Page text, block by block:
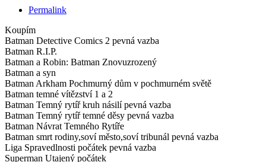
Permalink
Koupím
Batman Detective Comics 2 pevná vazba
Batman R.I.P.
Batman a Robin: Batman Znovuzrozený
Batman a syn
Batman Arkham Pochmurný dům v pochmurném světě
Batman temné vítězství 1 a 2
Batman Temný rytíř kruh násilí pevná vazba
Batman Temný rytíř temné děsy pevná vazba
Batman Návrat Temného Rytíře
Batman smrt rodiny,soví město,soví tribunál pevná vazba
Liga Spravedlnosti počátek pevná vazba
Superman Utajený počátek